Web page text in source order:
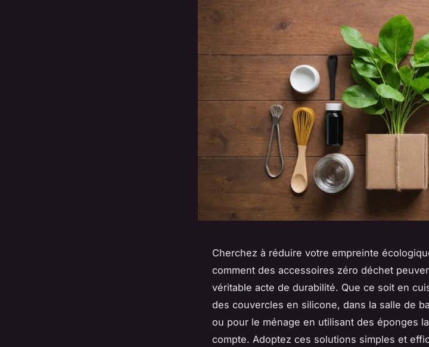
Cherchez à réduire votre empreinte
comment des accessoires zéro déchet
véritable acte de durabilité. Que ce soit en
des couvercles en silicone, dans la salle de
ou pour le ménage en utilisant des éponges
compte. Adoptez ces solutions simples et